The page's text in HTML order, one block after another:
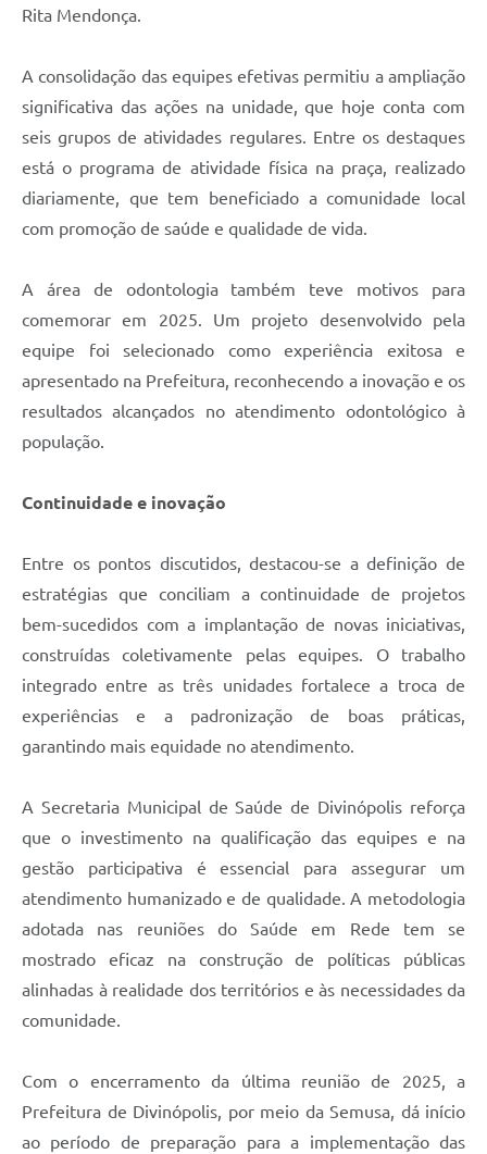
Rita Mendonça.
A consolidação das equipes efetivas permitiu a ampliação
significativa das ações na unidade, que hoje conta com
seis grupos de atividades regulares. Entre os destaques
está o programa de atividade física na praça, realizado
diariamente, que tem beneficiado a comunidade local
com promoção de saúde e qualidade de vida.
A área de odontologia também teve motivos para
comemorar em 2025. Um projeto desenvolvido pela
equipe foi selecionado como experiência exitosa e
apresentado na Prefeitura, reconhecendo a inovação e os
resultados alcançados no atendimento odontológico à
população.
Continuidade e inovação
Entre os pontos discutidos, destacou-se a definição de
estratégias que conciliam a continuidade de projetos
bem-sucedidos com a implantação de novas iniciativas,
construídas coletivamente pelas equipes. O trabalho
integrado entre as três unidades fortalece a troca de
experiências e a padronização de boas práticas,
garantindo mais equidade no atendimento.
A Secretaria Municipal de Saúde de Divinópolis reforça
que o investimento na qualificação das equipes e na
gestão participativa é essencial para assegurar um
atendimento humanizado e de qualidade. A metodologia
adotada nas reuniões do Saúde em Rede tem se
mostrado eficaz na construção de políticas públicas
alinhadas à realidade dos territórios e às necessidades da
comunidade.
Com o encerramento da última reunião de 2025, a
Prefeitura de Divinópolis, por meio da Semusa, dá início
ao período de preparação para a implementação das